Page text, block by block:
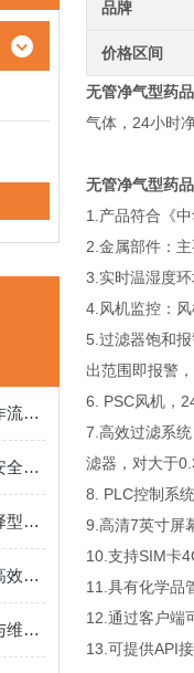
净气药品柜怎么用？标准操作流程整理
这是一份超全《仓库危化品安全生产核心管控措施》，请查收
无管道净气型柜的过滤器选择型号分类
无管净气型药品柜：揭秘其高效净化空气的工作原理
了解下净气型药品柜的清洁与维护工作
品牌
价格区间
无管净气型药
气体，24小时
无管净气型药
1.产品符合《
2.金属部件：
3.实时温湿度
4.风机监控：
5.过滤器饱和
出范围即报警
6. PSC风机，
7.高效过滤系
滤器，对大于
8. PLC控制系
9.高清7英寸屏
10.支持SIM卡
11.具有化学品
12.通过客户端
13.可提供API